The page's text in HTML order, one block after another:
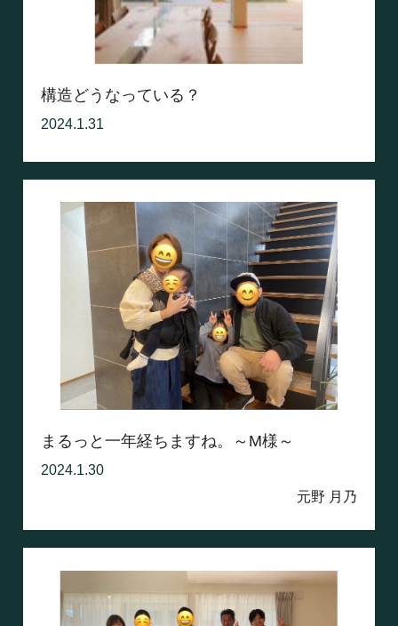
構造どうなっている？
2024.1.31
まるっと一年経ちますね。～M様～
2024.1.30
元野 月乃